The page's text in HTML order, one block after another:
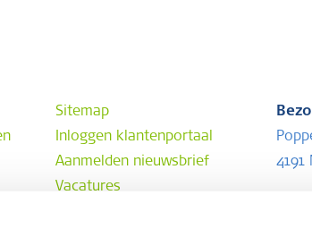
Sitemap
Inloggen klantenportaal
Aanmelden nieuwsbrief
Vacatures
4191